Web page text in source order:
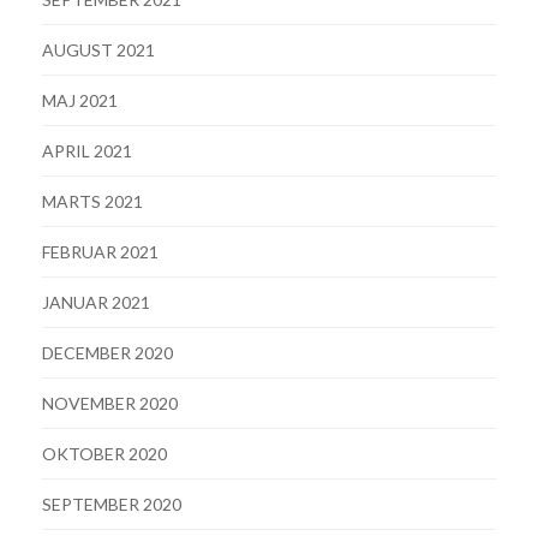
AUGUST 2021
MAJ 2021
APRIL 2021
MARTS 2021
FEBRUAR 2021
JANUAR 2021
DECEMBER 2020
NOVEMBER 2020
OKTOBER 2020
SEPTEMBER 2020